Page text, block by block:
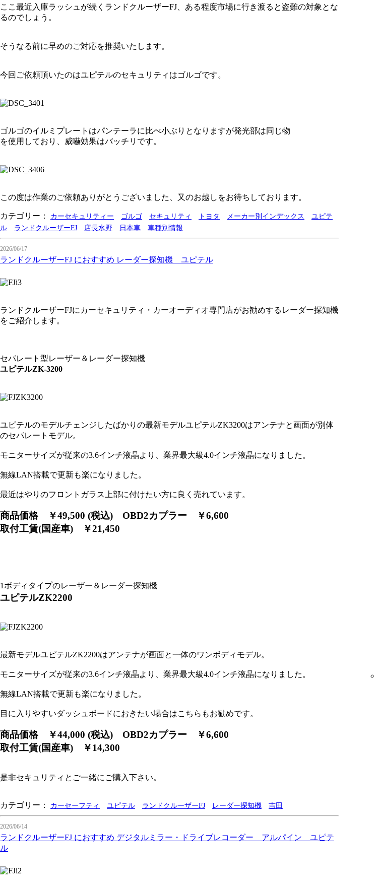
ここ最近入庫ラッシュが続くランドクルーザーFJ、ある程度市場に行き渡ると盗難の対象とな
るのでしょう。
そうなる前に早めのご対応を推奨いたします。
今回ご依頼頂いたのはユピテルのセキュリティはゴルゴです。
ゴルゴのイルミプレートはパンテーラに比べ小ぶりとなりますが発光部は同じ物
を使用しており、威嚇効果はバッチリです。
この度は作業のご依頼ありがとうございました、又のお越しをお待ちしております。
カテゴリー： カーセキュリティー ゴルゴ セキュリティ トヨタ メーカー別インデックス
ユピテ
ル
ランドクルーザーFJ 店長水野 日本車 車種別情報
2026/06/17
ランドクルーザーFJ におすすめ レーダー探知機 ユピテル
ランドクルーザーFJにカーセキュリティ・カーオーディオ専門店がお勧めするレーダー探知機
をご紹介します。
セパレート型レーザー＆レーダー探知機
ユピテルZK-3200
ユピテルのモデルチェンジしたばかりの最新モデルユピテルZK3200はアンテナと画面が別体
のセパレートモデル。
モニターサイズが従来の3.6インチ液晶より、業界最大級4.0インチ液晶になりました。
無線LAN搭載で更新も楽になりました。
最近はやりのフロントガラス上部に付けたい方に良く売れています。
商品価格 ￥49,500 (税込) OBD2カプラー ￥6,600
取付工賃(国産車) ￥21,450
1ボディタイプのレーザー＆レーダー探知機
ユピテルZK2200
最新モデルユピテルZK2200はアンテナが画面と一体のワンボディモデル。
モニターサイズが従来の3.6インチ液晶より、業界最大級4.0インチ液晶になりました。
無線LAN搭載で更新も楽になりました。
目に入りやすいダッシュボードにおきたい場合はこちらもお勧めです。
商品価格 ￥44,000 (税込) OBD2カプラー ￥6,600
取付工賃(国産車) ￥14,300
是非セキュリティとご一緒にご購入下さい。
カテゴリー： カーセーフティ ユピテル ランドクルーザーFJ レーダー探知機 吉田
2026/06/14
ランドクルーザーFJ におすすめ デジタルミラー・ドライブレコーダー アルパイン ユピテ
ル